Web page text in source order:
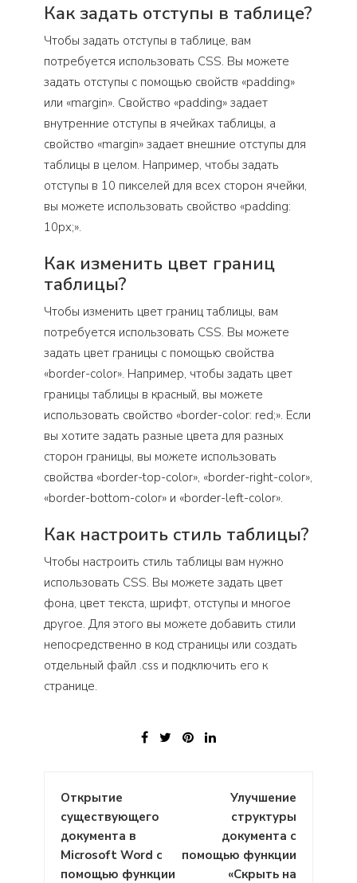
Как задать отступы в таблице?
Чтобы задать отступы в таблице, вам
потребуется использовать CSS. Вы можете
задать отступы с помощью свойств «padding»
или «margin». Свойство «padding» задает
внутренние отступы в ячейках таблицы, а
свойство «margin» задает внешние отступы для
таблицы в целом. Например, чтобы задать
отступы в 10 пикселей для всех сторон ячейки,
вы можете использовать свойство «padding:
10px;».
Как изменить цвет границ
таблицы?
Чтобы изменить цвет границ таблицы, вам
потребуется использовать CSS. Вы можете
задать цвет границы с помощью свойства
«border-color». Например, чтобы задать цвет
границы таблицы в красный, вы можете
использовать свойство «border-color: red;». Если
вы хотите задать разные цвета для разных
сторон границы, вы можете использовать
свойства «border-top-color», «border-right-color»,
«border-bottom-color» и «border-left-color».
Как настроить стиль таблицы?
Чтобы настроить стиль таблицы вам нужно
использовать CSS. Вы можете задать цвет
фона, цвет текста, шрифт, отступы и многое
другое. Для этого вы можете добавить стили
непосредственно в код страницы или создать
отдельный файл .css и подключить его к
странице.
Навигация
по
записям
Открытие
существующего
документа в
Microsoft Word с
помощью функции
Улучшение
структуры
документа с
помощью функции
«Скрыть на